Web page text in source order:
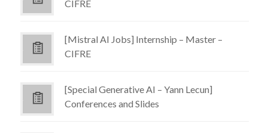
CIFRE
[Mistral AI Jobs] Internship – Master –
CIFRE
[Special Generative AI – Yann Lecun]
Conferences and Slides